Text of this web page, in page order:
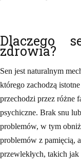
Dlaczego
zdrowia?
Sen jest naturalnym
którego zachodzą
przechodzi przez różne
psychiczne. Brak snu
problemów, w tym
problemów z pamięcią,
przewlekłych, takich